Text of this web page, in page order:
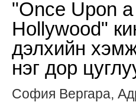
"Once Upon
Hollywood"
дэлхийн
нэг дор
София Вергара,